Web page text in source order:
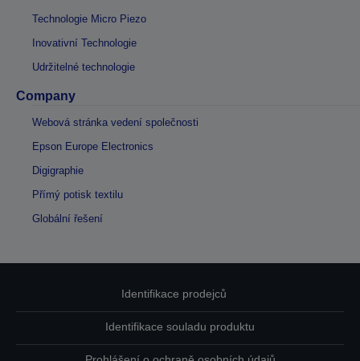
Technologie Micro Piezo
Inovativní Technologie
Udržitelné technologie
Company
Webová stránka vedení společnosti
Epson Europe Electronics
Digigraphie
Přímý potisk textilu
Globální řešení
Identifikace prodejců
Identifikace souladu produktu